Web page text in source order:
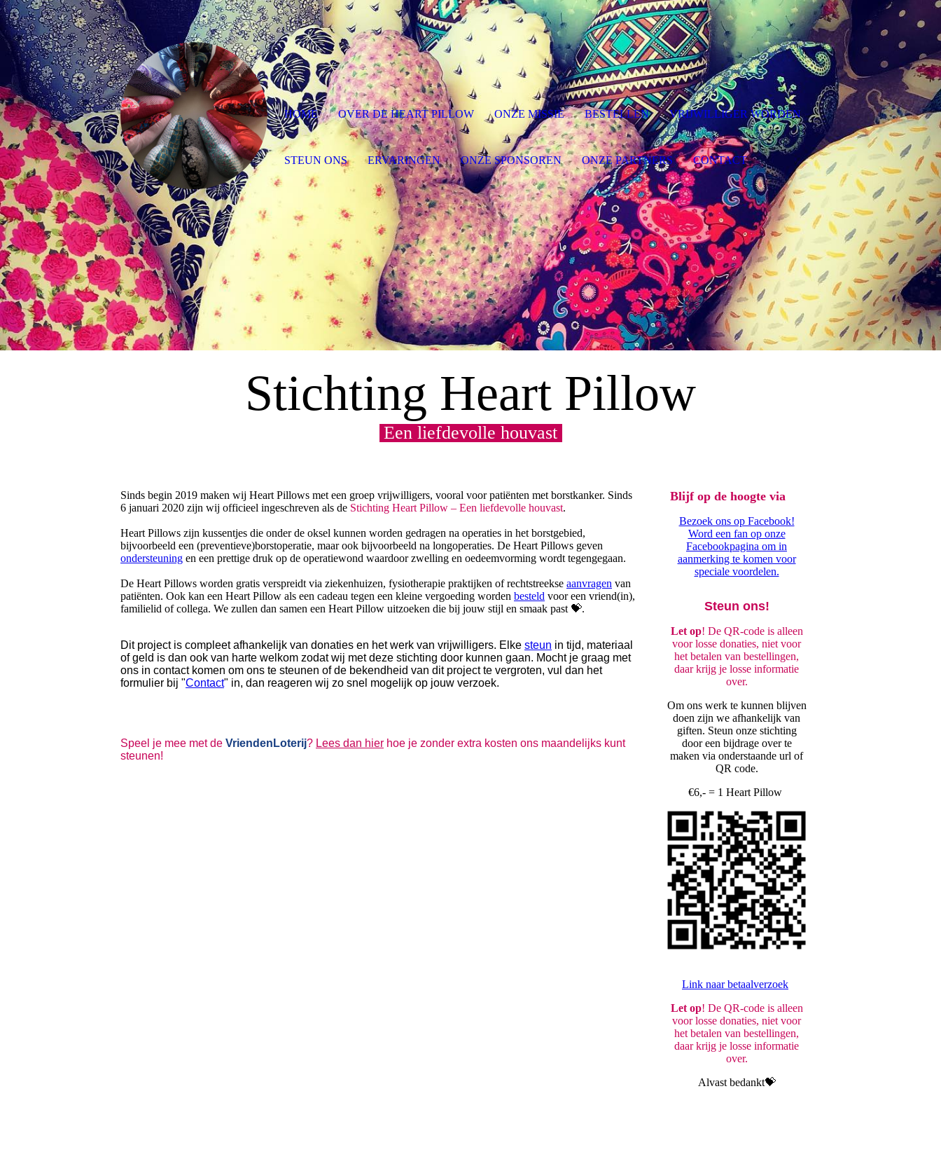
Stichting Heart Pillow
Een liefdevolle houvast
Sinds begin 2019 maken wij Heart Pillows met een groep vrijwilligers, vooral voor patiënten met borstkanker. Sinds
6 januari 2020 zijn wij officieel ingeschreven als de Stichting Heart Pillow – Een liefdevolle houvast.
Heart Pillows zijn kussentjes die onder de oksel kunnen worden gedragen na operaties in het borstgebied,
bijvoorbeeld een (preventieve)borstoperatie, maar ook bijvoorbeeld na longoperaties. De Heart Pillows geven
ondersteuning en een prettige druk op de operatiewond waardoor zwelling en oedeemvorming wordt tegengegaan.
De Heart Pillows worden gratis verspreidt via ziekenhuizen, fysiotherapie praktijken of rechtstreekse aanvragen van
patiënten. Ook kan een Heart Pillow als een cadeau tegen een kleine vergoeding worden besteld voor een vriend(in),
familielid of collega. We zullen dan samen een Heart Pillow uitzoeken die bij jouw stijl en smaak past 💝.
Dit project is compleet afhankelijk van donaties en het werk van vrijwilligers. Elke steun in tijd, materiaal
of geld is dan ook van harte welkom zodat wij met deze stichting door kunnen gaan. Mocht je graag met
ons in contact komen om ons te steunen of de bekendheid van dit project te vergroten, vul dan het
formulier bij "Contact" in, dan reageren wij zo snel mogelijk op jouw verzoek.
Speel je mee met de VriendenLoterij? Lees dan hier hoe je zonder extra kosten ons maandelijks kunt
steunen!
Blijf op de hoogte via
Bezoek ons op Facebook!
Word een fan op onze
Facebookpagina om in
aanmerking te komen voor
speciale voordelen.
Steun ons!
Let op! De QR-code is alleen
voor losse donaties, niet voor
het betalen van bestellingen,
daar krijg je losse informatie
over.
Om ons werk te kunnen blijven
doen zijn we afhankelijk van
giften. Steun onze stichting
door een bijdrage over te
maken via onderstaande url of
QR code.
€6,- = 1 Heart Pillow
Link naar betaalverzoek
Let op! De QR-code is alleen
voor losse donaties, niet voor
het betalen van bestellingen,
daar krijg je losse informatie
over.
Alvast bedankt💝
HOME OVER DE HEART PILLOW ONZE MISSIE BESTELLEN VRIJWILLIGER WORDEN
STEUN ONS ERVARINGEN ONZE SPONSOREN ONZE PARTNERS CONTACT